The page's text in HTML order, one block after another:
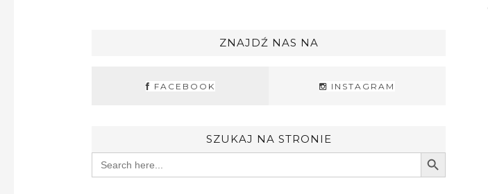
ZNAJDŹ NAS NA
FACEBOOK INSTAGRAM
SZUKAJ NA STRONIE
Search
for:
Search Button